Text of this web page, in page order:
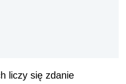
liczy się zdanie